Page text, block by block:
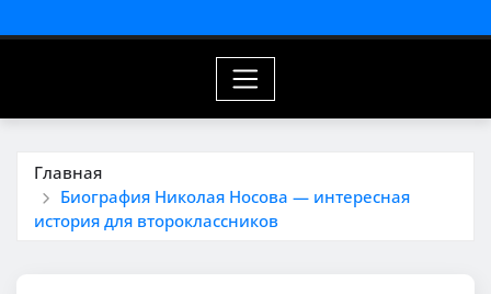
Главная
Биография Николая Носова — интересная
история для второклассников